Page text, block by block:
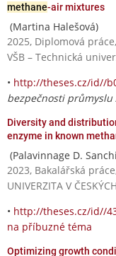
methane-air mixtures
(Martina Halešová)
2025, Diplomová
VŠB – Technická
• http://theses.cz/id//
bezpečnosti
Diversity and
enzyme in known
(Palavinnage D.
2023, Bakalářská
UNIVERZITA V
• http://theses.cz/id//
na příbuzné téma
Optimizing growth